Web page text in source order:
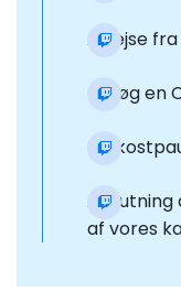
Afrejse
Besøg en
Afslutning
af vores